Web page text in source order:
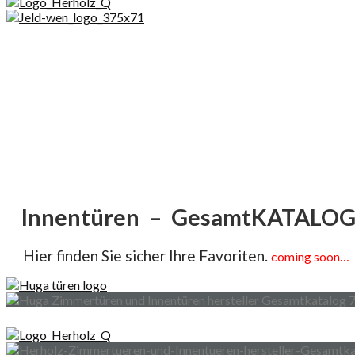
Innentüren – GesamtKATALOG
Hier finden Sie sicher Ihre Favoriten. coming soon…